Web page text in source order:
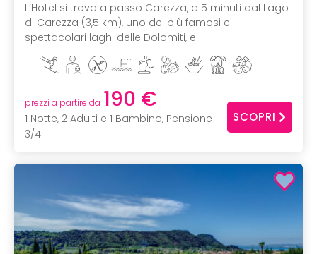
L’Hotel si trova a passo Carezza, a 5 minuti dal Lago
di Carezza (3,5 km), uno dei più famosi e
spettacolari laghi delle Dolomiti, e ...
prezzi a partire da 190 €
1 Notte, 2 Adulti e 1 Bambino, Pensione
3/4
SCOPRI